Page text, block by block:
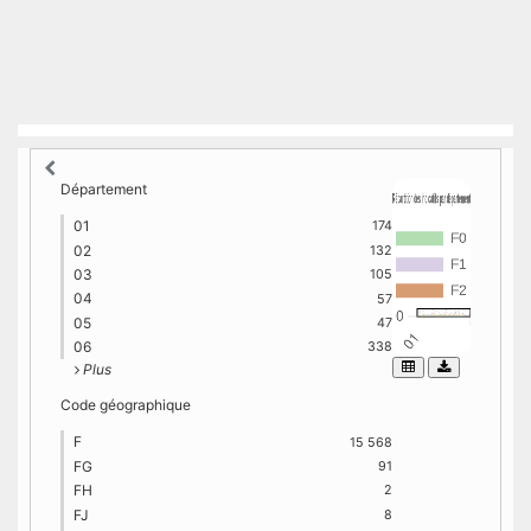
Département
174
01
132
02
105
03
57
04
47
05
338
06
Plus
Code géographique
15 568
F
91
FG
2
FH
8
FJ